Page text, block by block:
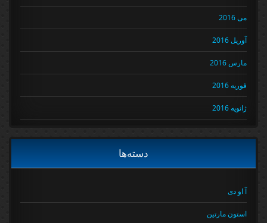
می 2016
آوریل 2016
مارس 2016
فوریه 2016
ژانویه 2016
دسته‌ها
آ او دی
استون مارتین